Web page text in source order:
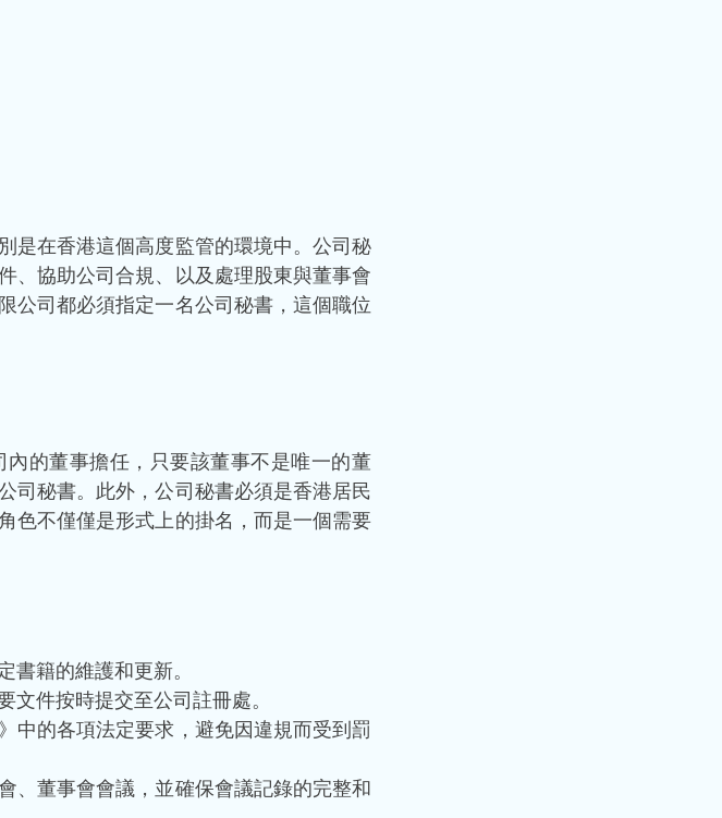
是在香港這個高度監管的環境中。公司秘
、協助公司合規、以及處理股東與董事會
公司都必須指定一名公司秘書，這個職位
的董事擔任，只要該董事不是唯一的董
司秘書。此外，公司秘書必須是香港居民
色不僅僅是形式上的掛名，而是一個需要
書籍的維護和更新。
文件按時提交至公司註冊處。
中的各項法定要求，避免因違規而受到罰
、董事會會議，並確保會議記錄的完整和